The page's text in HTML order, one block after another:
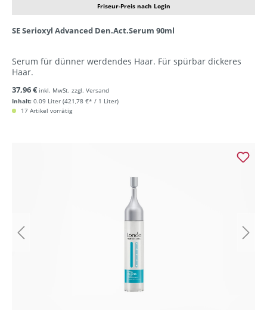
Friseur-Preis nach Login
SE Serioxyl Advanced Den.Act.Serum 90ml
Serum für dünner werdendes Haar. Für spürbar dickeres
Haar.
Inhalt: 0.09 Liter (421,78 €* / 1 Liter)
37,96 € inkl. MwSt. zzgl. Versand
17 Artikel vorrätig